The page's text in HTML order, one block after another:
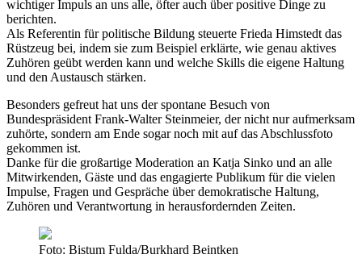
wichtiger Impuls an uns alle, öfter auch über positive Dinge zu
berichten.
Als Referentin für politische Bildung steuerte Frieda Himstedt das
Rüstzeug bei, indem sie zum Beispiel erklärte, wie genau aktives
Zuhören geübt werden kann und welche Skills die eigene Haltung
und den Austausch stärken.
Besonders gefreut hat uns der spontane Besuch von
Bundespräsident Frank-Walter Steinmeier, der nicht nur aufmerksam
zuhörte, sondern am Ende sogar noch mit auf das Abschlussfoto
gekommen ist.
Danke für die großartige Moderation an Katja Sinko und an alle
Mitwirkenden, Gäste und das engagierte Publikum für die vielen
Impulse, Fragen und Gespräche über demokratische Haltung,
Zuhören und Verantwortung in herausfordernden Zeiten.
Foto: Bistum Fulda/Burkhard Beintken